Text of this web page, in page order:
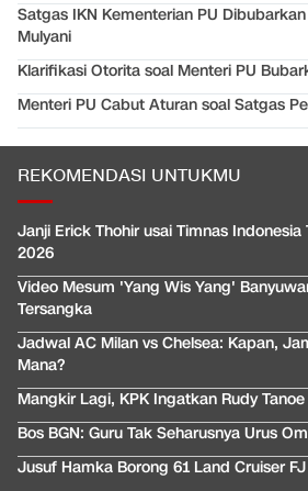
Satgas IKN Kementerian PU
Mulyani
Klarifikasi Otorita soal Menteri PU
Menteri PU Cabut Aturan soal Satgas
REKOMENDASI UNTUKMU
Janji Erick Thohir usai Timnas Indonesia
2026
Video Mesum 'Yang Wis Yang'
Tersangka
Jadwal AC Milan vs Chelsea: Kapan,
Mana?
Mangkir Lagi, KPK Ingatkan Rudy
Bos BGN: Guru Tak Seharusnya Urus
Jusuf Hamka Borong 61 Land Cruiser